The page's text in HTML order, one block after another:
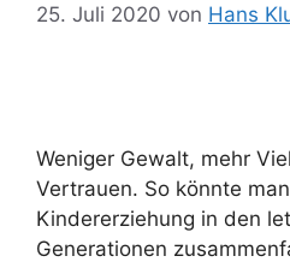
25. Juli 2020 von Hans
Weniger Gewalt, mehr
Vertrauen. So könnte
Kindererziehung in den
Generationen